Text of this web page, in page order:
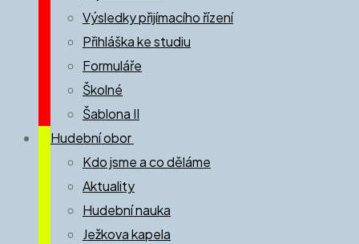
Výsledky přijímacího řízení
Přihláška ke studiu
Formuláře
Školné
Šablona II
Hudební obor
Kdo jsme a co děláme
Aktuality
Hudební nauka
Ježkova kapela